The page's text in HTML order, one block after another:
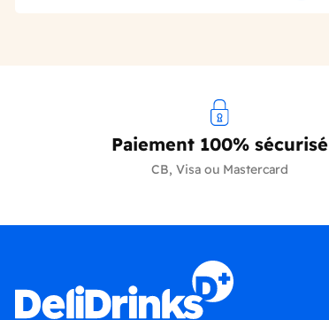
Paiement 100% sécurisé
CB, Visa ou Mastercard